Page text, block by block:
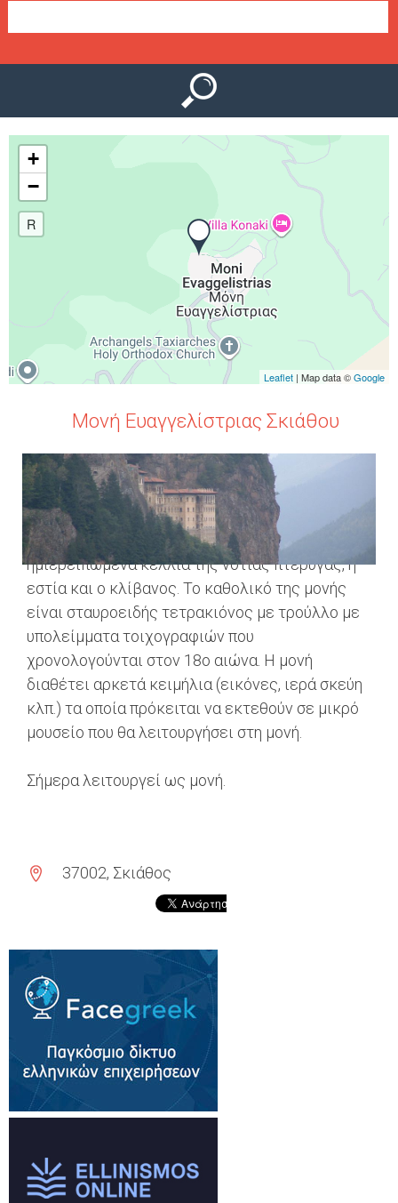
ε
ο
ύ
+
−
R
Leaflet | Map data ©Google
Μονή Ευαγγελίστριας Σκιάθου
Η Ιερά Μονή Ευαγγελίστριας είναι ένα από τα
πιο αξιόλογα μνημεία των Βόρειων Σποράδων.
Από τη μονή αυτή σώζεται το καθολικό, τα
ημιερειπωμένα κελλιά της νότιας πτέρυγας, η
εστία και ο κλίβανος. Το καθολικό της μονής
είναι σταυροειδής τετρακιόνος με τρούλλο με
υπολείμματα τοιχογραφιών που
χρονολογούνται στον 18ο αιώνα. Η μονή
διαθέτει αρκετά κειμήλια (εικόνες, ιερά σκεύη
κλπ.) τα οποία πρόκειται να εκτεθούν σε μικρό
μουσείο που θα λειτουργήσει στη μονή.
Σήμερα λειτουργεί ως μονή.
37002, Σκιάθος